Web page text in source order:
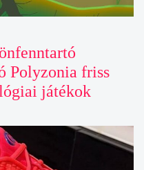
Polyzonia friss
játékok